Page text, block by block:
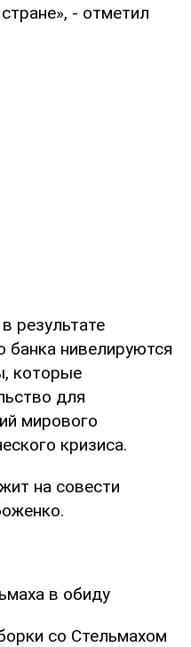
- отметил
результате
банка нивелируются
которые
для
мирового
кризиса.
на совести
в обиду
со Стельмахом